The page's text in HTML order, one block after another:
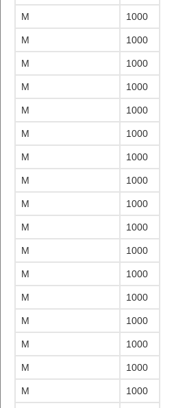
M 1000
M 1000
M 1000
M 1000
M 1000
M 1000
M 1000
M 1000
M 1000
M 1000
M 1000
M 1000
M 1000
M 1000
M 1000
M 1000
M 1000